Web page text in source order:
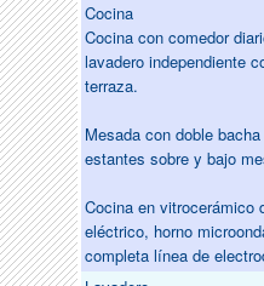
Cocina
Cocina con comedor
lavadero independiente
terraza.
Mesada con doble
estantes sobre y bajo
Cocina en vitrocerámico
eléctrico, horno
completa línea de